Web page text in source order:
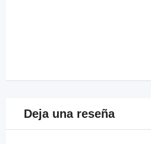
Deja una reseña